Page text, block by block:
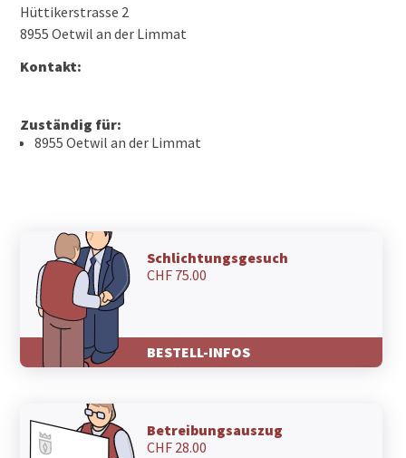
Hüttikerstrasse 2
8955 Oetwil an der Limmat
Kontakt:
Zuständig für:
8955 Oetwil an der Limmat
Schlichtungsgesuch
CHF 75.00
BESTELL-INFOS
Betreibungsauszug
CHF 28.00